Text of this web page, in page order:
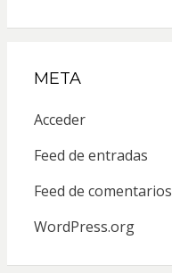
META
Acceder
Feed de entradas
Feed de comentarios
WordPress.org